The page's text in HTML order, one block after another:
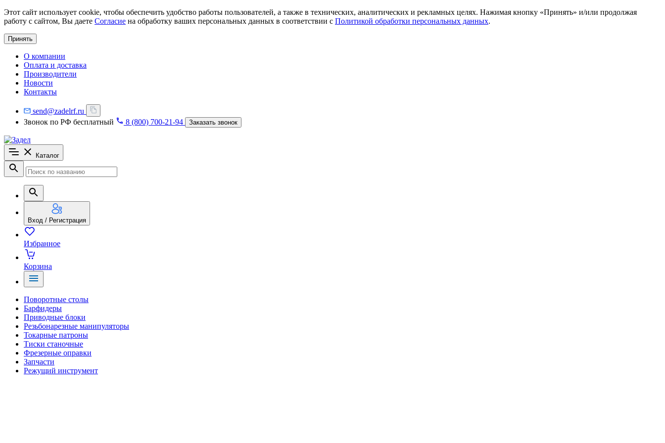
Этот сайт использует cookie, чтобы обеспечить удобство работы пользователей, а также в технических, аналитических и рекламных целях. Нажимая кнопку «Принять» и/или продолжая
работу с сайтом, Вы даете Согласие на обработку ваших персональных данных в соответствии с Политикой обработки персональных данных.
Принять
О компании
Оплата и доставка
Производители
Новости
Контакты
send@zadelrf.ru
Звонок по РФ бесплатный
8 (800) 700-21-94 Заказать звонок
Каталог
Вход / Регистрация
Избранное
Корзина
Поворотные столы
Барфидеры
Приводные блоки
Резьбонарезные манипуляторы
Токарные патроны
Тиски станочные
Фрезерные оправки
Запчасти
Режущий инструмент